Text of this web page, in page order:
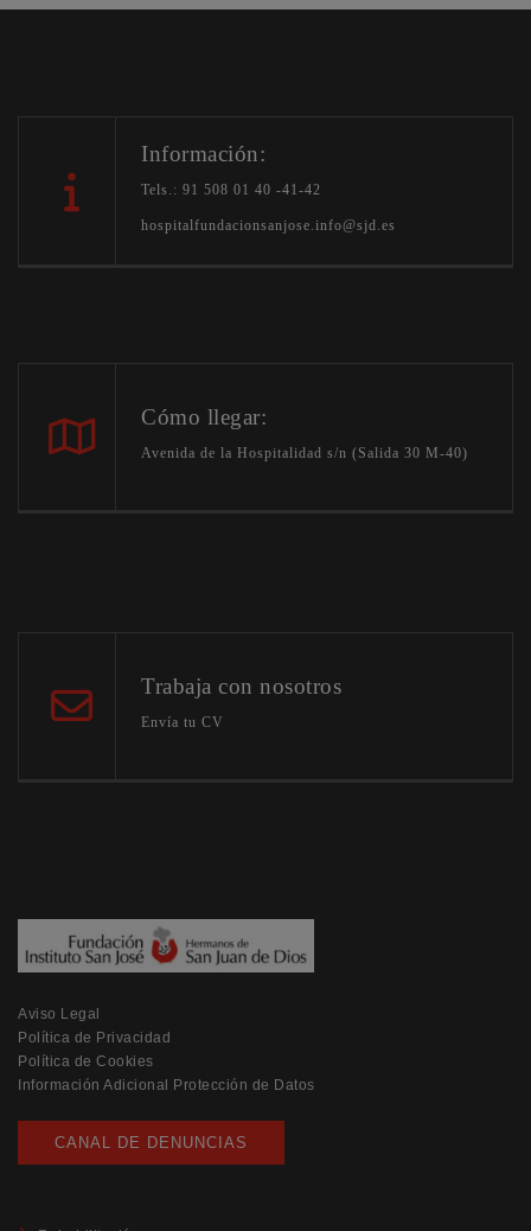
Información:
Tels.: 91 508 01 40 -41-42
hospitalfundacionsanjose.info@sjd.es
Cómo llegar:
Avenida de la Hospitalidad s/n (Salida 30 M-40)
Trabaja con nosotros
Envía tu CV
Aviso Legal
Política de Privacidad
Política de Cookies
Información Adicional Protección de Datos
CANAL DE DENUNCIAS